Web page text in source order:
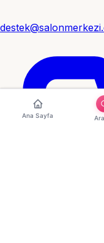
Ana Sayfa